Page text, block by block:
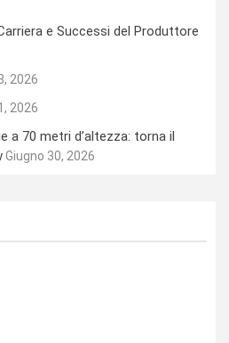
e Successi del Produttore
2026
2026
a 70 metri d’altezza: torna il
Giugno 30, 2026